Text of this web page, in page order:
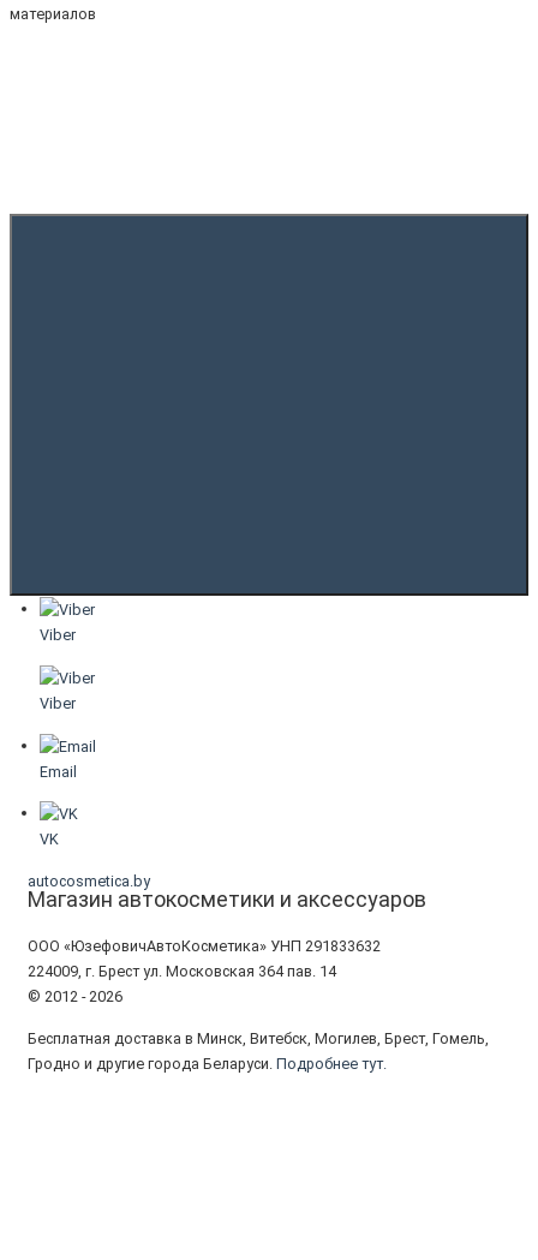
материалов
Viber
Viber
Email
VK
autocosmetica.by
Магазин автокосметики и аксессуаров
ООО «ЮзефовичАвтоКосметика» УНП 291833632
224009, г. Брест ул. Московская 364 пав. 14
© 2012 - 2026
Бесплатная доставка в Минск, Витебск, Могилев, Брест, Гомель,
Гродно и другие города Беларуси. Подробнее тут.